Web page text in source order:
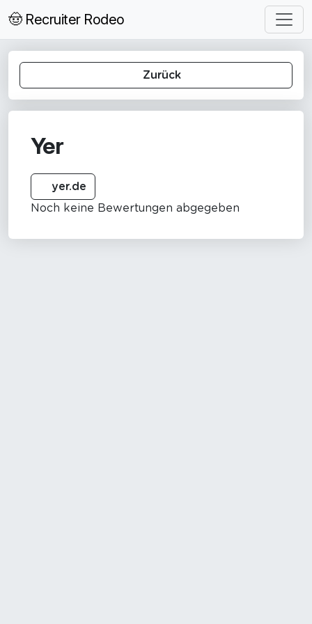
🤠 Recruiter Rodeo
Zurück
Yer
yer.de
Noch keine Bewertungen abgegeben